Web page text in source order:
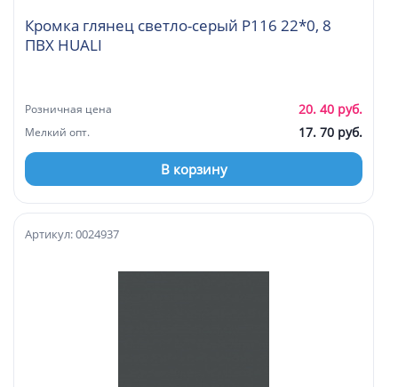
Кромка глянец светло-серый P116 22*0, 8
ПВХ HUALI
Розничная цена 20. 40 руб.
Мелкий опт. 17. 70 руб.
В корзину
Артикул: 0024937